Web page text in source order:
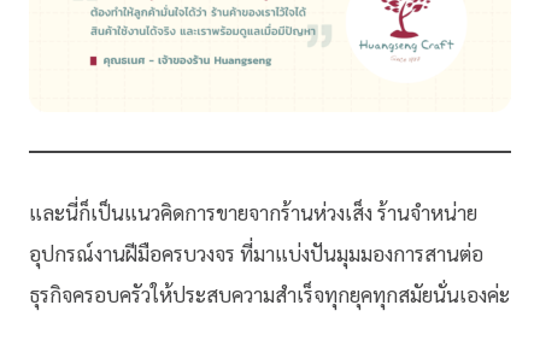
และนี่ก็เป็นแนวคิดการขายจากร้านห่วงเส็ง ร้านจำหน่าย
อุปกรณ์งานฝีมือครบวงจร ที่มาแบ่งปันมุมมองการสานต่อ
ธุรกิจครอบครัวให้ประสบความสำเร็จทุกยุคทุกสมัยนั่นเองค่ะ